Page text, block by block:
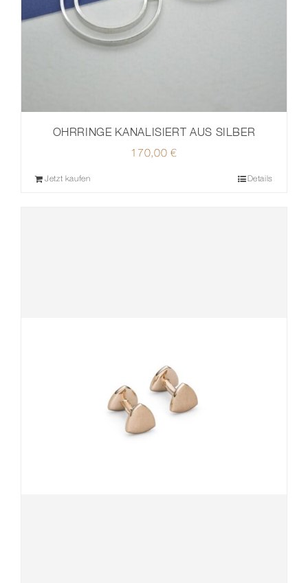
OHRRINGE KANALISIERT AUS SILBER
170,00 €
Jetzt kaufen Details